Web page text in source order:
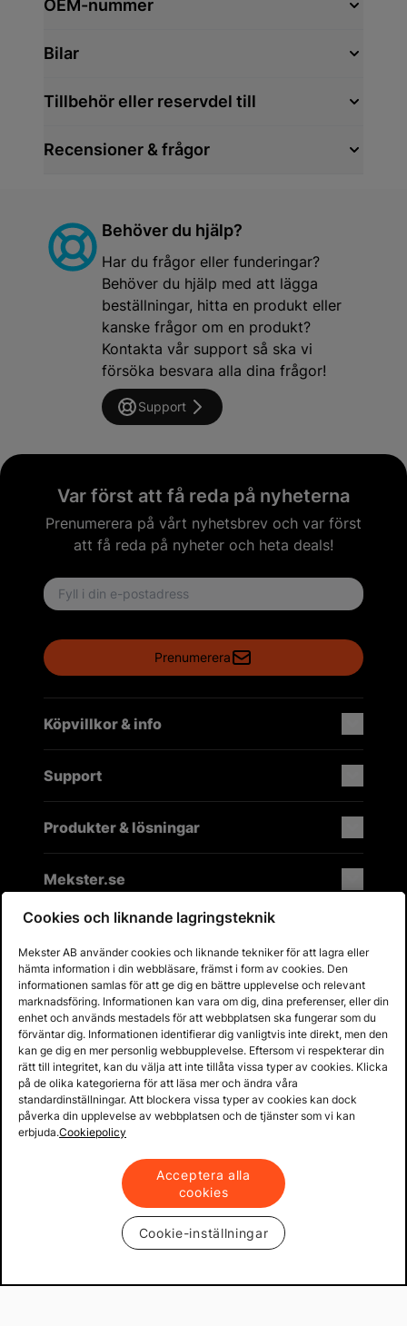
OEM-nummer
Bilar
Tillbehör eller reservdel till
Recensioner & frågor
Behöver du hjälp?
Har du frågor eller funderingar?
Behöver du hjälp med att lägga
beställningar, hitta en produkt eller
kanske frågor om en produkt?
Kontakta vår support så ska vi
försöka besvara alla dina frågor!
Support
Var först att få reda på nyheterna
Prenumerera på vårt nyhetsbrev och var först
att få reda på nyheter och heta deals!
Email address
Prenumerera
Köpvillkor & info
Support
Produkter & lösningar
Mekster.se
Prisgaranti på reservdelar
Lager i Sverige
60 dagars öppet köp
Fria returer
Copyright © 2013 - 2026 - Mekster AB
KöpvillkorIntegritetspolicy
Cookies och liknande lagringsteknik
Mekster AB använder cookies och liknande tekniker för att lagra eller
hämta information i din webbläsare, främst i form av cookies. Den
informationen samlas för att ge dig en bättre upplevelse och relevant
marknadsföring. Informationen kan vara om dig, dina preferenser, eller din
enhet och används mestadels för att webbplatsen ska fungerar som du
förväntar dig. Informationen identifierar dig vanligtvis inte direkt, men den
kan ge dig en mer personlig webbupplevelse. Eftersom vi respekterar din
rätt till integritet, kan du välja att inte tillåta vissa typer av cookies. Klicka
på de olika kategorierna för att läsa mer och ändra våra
standardinställningar. Att blockera vissa typer av cookies kan dock
påverka din upplevelse av webbplatsen och de tjänster som vi kan
erbjuda.Cookiepolicy
Acceptera alla
cookies
Cookie-inställningar